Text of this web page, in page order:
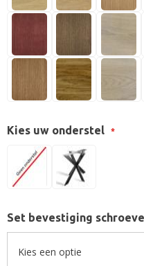
Kies uw onderstel
Set bevestiging